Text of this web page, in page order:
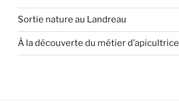
Sortie nature au Landreau
À la découverte du métier d’apicultrice